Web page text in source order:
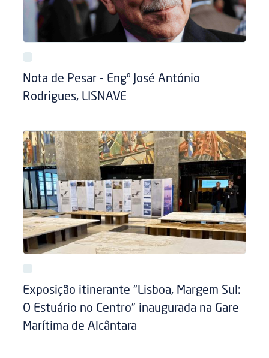
Nota de Pesar - Engº José António
Rodrigues, LISNAVE
Exposição itinerante “Lisboa, Margem Sul:
O Estuário no Centro” inaugurada na Gare
Marítima de Alcântara